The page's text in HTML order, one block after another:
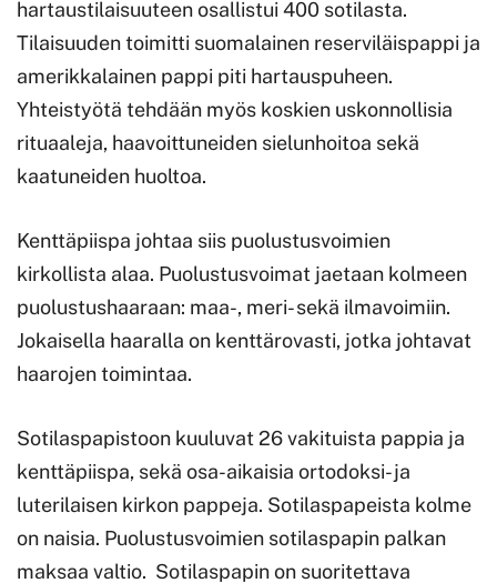
hartaustilaisuuteen osallistui 400 sotilasta.
Tilaisuuden toimitti suomalainen reserviläispappi ja
amerikkalainen pappi piti hartauspuheen.
Yhteistyötä tehdään myös koskien uskonnollisia
rituaaleja, haavoittuneiden sielunhoitoa sekä
kaatuneiden huoltoa.
Kenttäpiispa johtaa siis puolustusvoimien
kirkollista alaa. Puolustusvoimat jaetaan kolmeen
puolustushaaraan: maa-, meri- sekä ilmavoimiin.
Jokaisella haaralla on kenttärovasti, jotka johtavat
haarojen toimintaa.
Sotilaspapistoon kuuluvat 26 vakituista pappia ja
kenttäpiispa, sekä osa-aikaisia ortodoksi- ja
luterilaisen kirkon pappeja. Sotilaspapeista kolme
on naisia. Puolustusvoimien sotilaspapin palkan
maksaa valtio. Sotilaspapin on suoritettava